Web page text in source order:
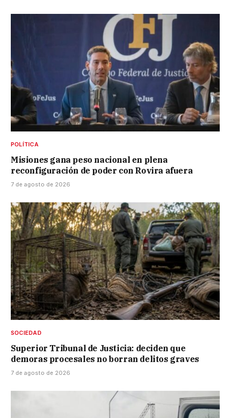
POLÍTICA
Misiones gana peso nacional en plena
reconfiguración de poder con Rovira afuera
7 de agosto de 2026
SOCIEDAD
Superior Tribunal de Justicia: deciden que
demoras procesales no borran delitos graves
7 de agosto de 2026